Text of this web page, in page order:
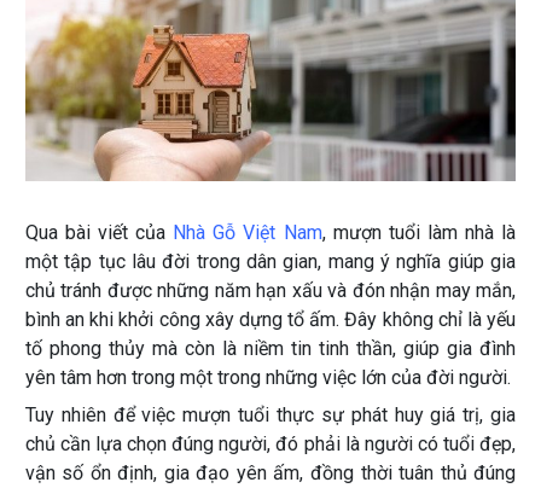
Qua bài viết của Nhà Gỗ Việt Nam, mượn tuổi làm nhà là
một tập tục lâu đời trong dân gian, mang ý nghĩa giúp gia
chủ tránh được những năm hạn xấu và đón nhận may mắn,
bình an khi khởi công xây dựng tổ ấm. Đây không chỉ là yếu
tố phong thủy mà còn là niềm tin tinh thần, giúp gia đình
yên tâm hơn trong một trong những việc lớn của đời người.
Tuy nhiên để việc mượn tuổi thực sự phát huy giá trị, gia
chủ cần lựa chọn đúng người, đó phải là người có tuổi đẹp,
vận số ổn định, gia đạo yên ấm, đồng thời tuân thủ đúng